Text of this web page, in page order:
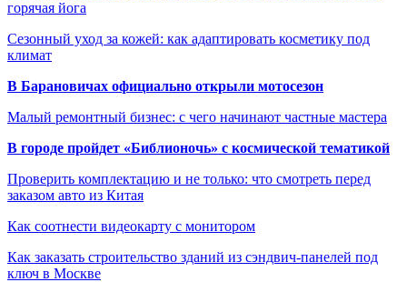
горячая йога
Сезонный уход за кожей: как адаптировать косметику под
климат
В Барановичах официально открыли мотосезон
Малый ремонтный бизнес: с чего начинают частные мастера
В городе пройдет «Библионочь» с космической тематикой
Проверить комплектацию и не только: что смотреть перед
заказом авто из Китая
Как соотнести видеокарту с монитором
Как заказать строительство зданий из сэндвич-панелей под
ключ в Москве